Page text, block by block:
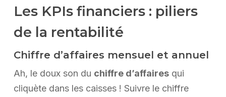
Les KPIs financiers : piliers
de la rentabilité
Chiffre d’affaires mensuel et annuel
Ah, le doux son du chiffre d’affairesqui
cliquète dans les caisses ! Suivre le chiffre